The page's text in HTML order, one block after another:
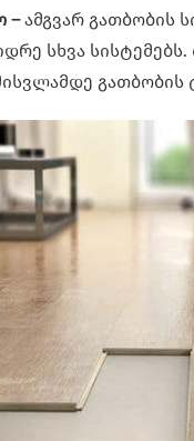
–ამგვარ გათბობის
სხვა